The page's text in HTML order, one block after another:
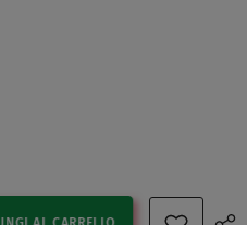
bidet a terra 6578L003-001
VitrA Normus bidet a terra